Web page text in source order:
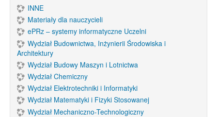
INNE
Materiały dla nauczycieli
ePRz – systemy informatyczne Uczelni
Wydział Budownictwa, Inżynierii Środowiska i
Architektury
Wydział Budowy Maszyn i Lotnictwa
Wydział Chemiczny
Wydział Elektrotechniki i Informatyki
Wydział Matematyki i Fizyki Stosowanej
Wydział Mechaniczno-Technologiczny